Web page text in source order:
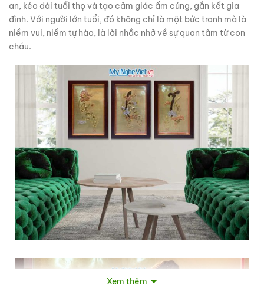
an, kéo dài tuổi thọ và tạo cảm giác ấm cúng, gắn kết gia
đình. Với người lớn tuổi, đó không chỉ là một bức tranh mà là
niềm vui, niềm tự hào, là lời nhắc nhở về sự quan tâm từ con
cháu.
Xem thêm